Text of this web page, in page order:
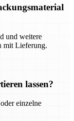
und weitere
mit Lieferung.
lassen?
einzelne